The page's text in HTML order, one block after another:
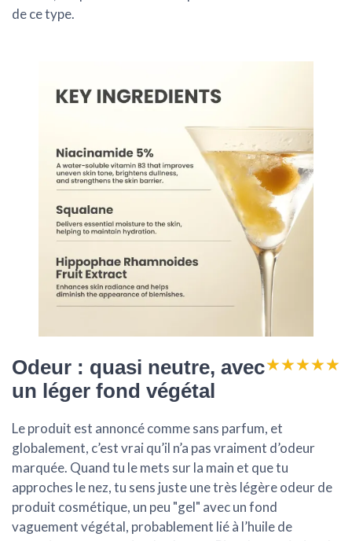
de ce type.
Odeur : quasi neutre, avec
un léger fond végétal
★★★★★
★★★★★
Le produit est annoncé commesans parfum, et
globalement, c’est vrai qu’il n’a pas vraiment d’odeur
marquée. Quand tu le mets sur la main et que tu
approches le nez, tu sens juste une très légère odeur de
produit cosmétique, un peu "gel" avec un fond
vaguement végétal, probablement lié à l’huile de